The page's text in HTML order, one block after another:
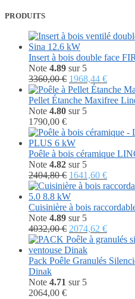
PRODUITS
Insert à bois double face
Note 4.89 sur 5
3360,00€ Le
prix
initial
était :
1968,44 €Le
prix
actuel
Pellet Étanche Maxifree
Note 4.80 sur 5
1790,00 €
Poêle à bois céramique
Note 4.82 sur 5
2404,80€ Le
prix
initial
était :
2404,80 €.
1641,60 €Le
prix
est :
Cuisinière à bois
Note 4.89 sur 5
4032,00€ Le
prix
initial
était :
2074,62 €Le
prix
est :
Pack Poêle Granulés
Dinak
Note 4.71 sur 5
2064,00 €